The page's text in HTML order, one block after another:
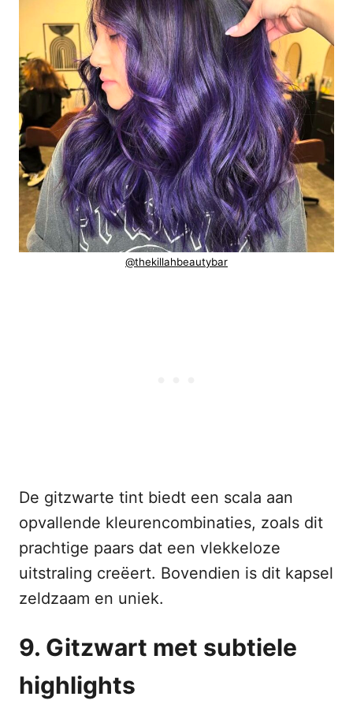
@thekillahbeautybar
De gitzwarte tint biedt een scala aan
opvallende kleurencombinaties, zoals dit
prachtige paars dat een vlekkeloze
uitstraling creëert. Bovendien is dit kapsel
zeldzaam en uniek.
9. Gitzwart met subtiele
highlights